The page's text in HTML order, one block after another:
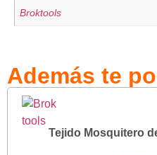
Broktools
Además te
Tejido Mosquitero